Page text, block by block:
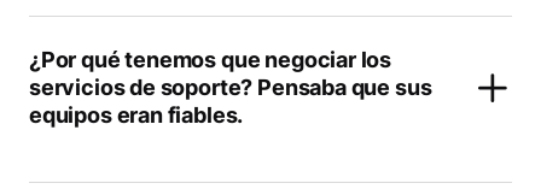
¿Por qué tenemos que negociar los
servicios de soporte? Pensaba que sus
equipos eran fiables.